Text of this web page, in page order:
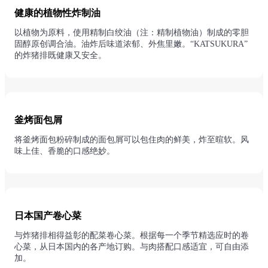
健康的植物性炸制油
以植物为原料，使用精制白绞油（注：精制植物油）制成的零胆
固醇原创调合油。油炸后味道浓郁、外焦里嫩。“KATSUKURA”
的炸猪排既健康又安全。
釜烤面包屑
将釜烤面包粉碎制成的面包屑可以包住肉的鲜美，炸至暄软。风
味上佳、香脆的口感绝妙。
日本国产卷心菜
与炸猪排相得益彰的配菜卷心菜。根据每一个季节精选应时的卷
心菜，从日本国内的各产地订购。与肉搭配口感适宜，可自由添
加。